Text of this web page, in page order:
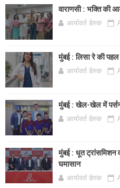
वाराणसी : भक्ति की
आर्यावर्त डेस्क
मुंबई : लिसा रे की
आर्यावर्त डेस्क
मुंबई : खेल-खेल में
आर्यावर्त डेस्क
मुंबई : धूत ट्रांसमिशन
घमासान
आर्यावर्त डेस्क